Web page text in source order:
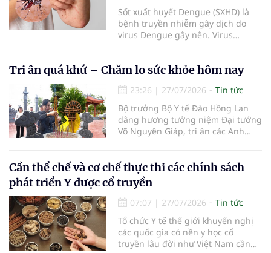
Sốt xuất huyết Dengue (SXHD) là
bệnh truyền nhiễm gây dịch do
virus Dengue gây nên. Virus
Virus truyền từ người bệnh sang
Aedes aegypti là côn trùng trung
gian truyền bệnh chủ yếu.
Tri ân quá khứ – Chăm lo sức khỏe hôm nay
23:26 | 27/07/2026
Tin tức
Bộ trưởng Bộ Y tế Đào Hồng Lan
dâng hương tưởng niệm Đại tướng
Võ Nguyên Giáp, tri ân các Anh
Cần thể chế và cơ chế thực thi các chính sách
phát triển Y dược cổ truyền
07:07 | 27/07/2026
Tin tức
Tổ chức Y tế thế giới khuyến nghị
các quốc gia có nền y học cổ
truyền lâu đời như Việt Nam cần